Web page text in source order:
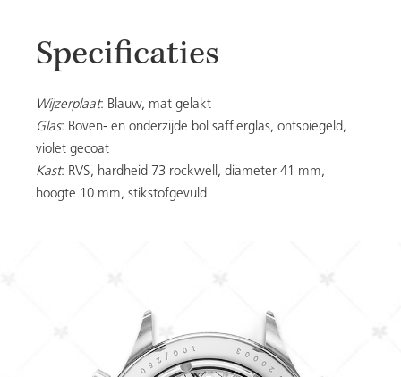
Specificaties
Wijzerplaat: Blauw, mat gelakt
Glas: Boven- en onderzijde bol saffierglas, ontspiegeld,
violet gecoat
Kast: RVS, hardheid 73 rockwell, diameter 41 mm,
hoogte 10 mm, stikstofgevuld